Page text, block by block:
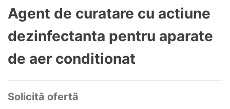
Agent de curatare cu actiune
dezinfectanta pentru aparate
de aer conditionat
Solicită ofertă